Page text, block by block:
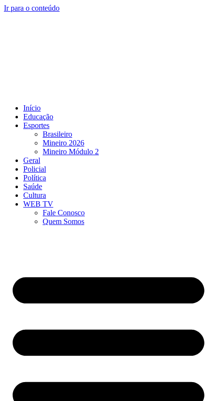
Ir para o conteúdo
Início
Educação
Esportes
Brasileiro
Mineiro 2026
Mineiro Módulo 2
Geral
Policial
Política
Saúde
Cultura
WEB TV
Fale Conosco
Quem Somos